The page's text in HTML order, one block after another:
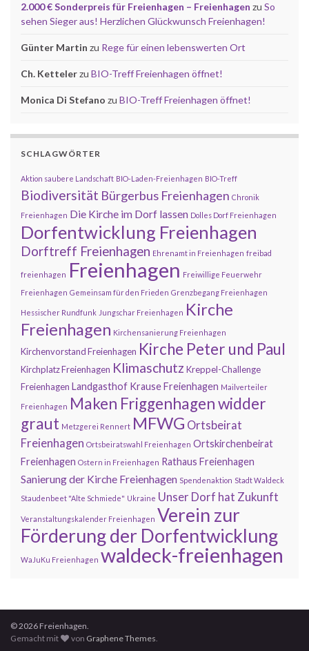
2.000 € Sonderpreis für Freienhagen – Freienhagen zu So
sehen Sieger aus! Herzlichen Glückwunsch Freienhagen!
Günter Martin zu Rege für einen lebenswerten Ort
Ch. Kettelerzu BIO-Treff Freienhagen öffnet!
Monica Di Stefano zu BIO-Treff Freienhagen öffnet!
SCHLAGWÖRTER
Aktion saubere Landschaft BIO-Laden-Freienhagen BIO-Treff
Biodiversität Bürgerbus Freienhagen Chronik
Freienhagen Die Kirche im Dorf lassen Dolles Dorf Freienhagen
Dorfentwicklung Freienhagen
Dorftreff Freienhagen Ehrenamt in Freienhagen freibad
freienhagen Freienhagen Freiwillige Feuerwehr
Freienhagen Gemeinsam für den Frieden Grenzbegang Freienhagen
Hessischer Rundfunk Jungschar Freienhagen Kirche
Freienhagen Kirchensanierung Freienhagen
Kirchenvorstand Freienhagen Kirche Peter und Paul
Kirchplatz Freienhagen Klimaschutz Kreppel-Challenge
Freienhagen Landgasthof Krause Freienhagen Mailverteiler
Freienhagen Maken Friggenhagen widder
graut Metzgerei Rennert MFWG Ortsbeirat
Freienhagen Ortsbeiratswahl Freienhagen Ortskirchenbeirat
Freienhagen Ostern in Freienhagen Rathaus Freienhagen
Sanierung der Kirche Freienhagen Spendenaktion Stadt Waldeck
Staudenbeet "Alte Schmiede" Ukraine Unser Dorf hat Zukunft
Veranstaltungskalender Freienhagen Verein zur
Förderung der Dorfentwicklung
WaJuKu Freienhagen waldeck-freienhagen
© 2026 Freienhagen.
Gemacht mit
von Graphene Themes.